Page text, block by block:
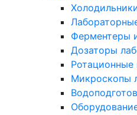
Ферментеры
Дозаторы
Ротационные
Микроскопы